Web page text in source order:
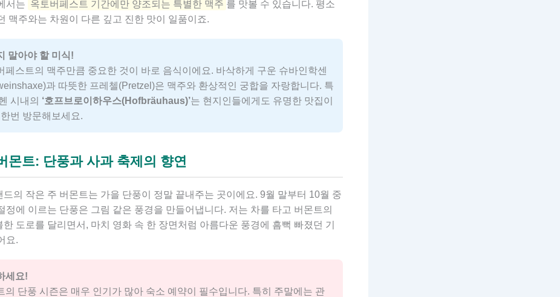
서는 옥토버페스트 기간에만 양조되는 특별한 맥주 를 맛볼 수 있습니다. 평소
맥주와는 차원이 다른 깊고 진한 맛이 일품이죠.
말아야 할 미식!
페스트의 맥주만큼 중요한 것이 바로 음식이에요. 바삭하게 구운 슈바인학센
과 따뜻한 프레첼(Pretzel)은 맥주와 환상적인 궁합을 자랑합니다. 특
시내의 ‘호프브로이하우스(Hofbräuhaus)’는 현지인들에게도 유명한 맛집이
번 방문해보세요.
몬트: 단풍과 사과 축제의 향연
드의 작은 주 버몬트는 가을 단풍이 정말 끝내주는 곳이에요. 9월 말부터 10월 중
정에 이르는 단풍은 그림 같은 풍경을 만들어냅니다. 저는 차를 타고 버몬트의
한 도로를 달리면서, 마치 영화 속 한 장면처럼 아름다운 풍경에 흠뻑 빠졌던 기
요.
세요!
의 단풍 시즌은 매우 인기가 많아 숙소 예약이 필수입니다. 특히 주말에는 관